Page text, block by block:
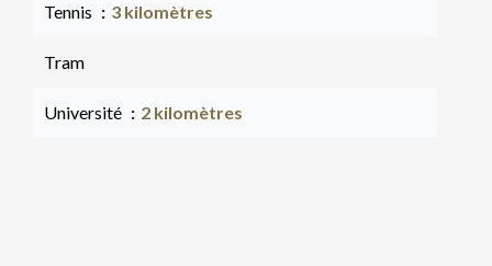
Tennis 3 kilomètres
Tram
Université 2 kilomètres